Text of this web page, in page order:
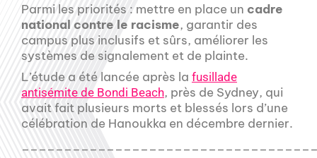
Parmi les priorités : mettre en place un cadre
national contre le racisme, garantir des
campus plus inclusifs et sûrs, améliorer les
systèmes de signalement et de plainte.
L’étude a été lancée après la fusillade
antisémite de Bondi Beach, près de Sydney, qui
avait fait plusieurs morts et blessés lors d’une
célébration de Hanoukka en décembre dernier.